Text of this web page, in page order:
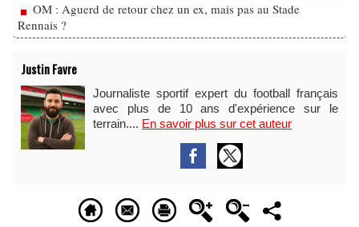
OM : Aguerd de retour chez un ex, mais pas au Stade
Rennais ?
Justin Favre
Journaliste sportif expert du football français
avec plus de 10 ans d'expérience sur le
terrain.... En savoir plus sur cet auteur